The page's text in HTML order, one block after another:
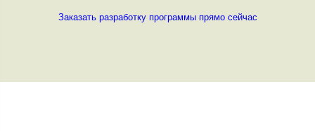
Заказать разработку программы прямо сейчас